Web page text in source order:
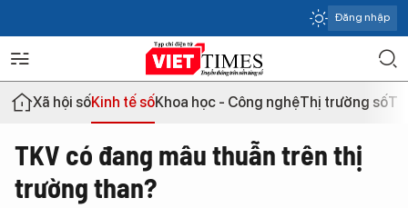
Đăng nhập
Xã hội sốKinh tế sốKhoa học - Công nghệThị trường số
TKV có đang mâu thuẫn trên thị
trường than?